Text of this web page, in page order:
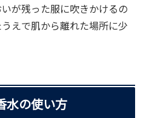
が残った服に吹きかけるの
えで肌から離れた場所に少
水の使い方